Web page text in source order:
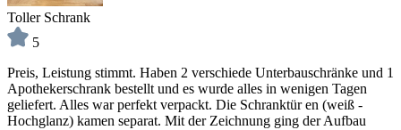
Toller Schrank
5
Preis, Leistung stimmt. Haben 2 verschiede Unterbauschränke und 1
Apothekerschrank bestellt und es wurde alles in wenigen Tagen
geliefert. Alles war perfekt verpackt. Die Schranktür en (weiß -
Hochglanz) kamen separat. Mit der Zeichnung ging der Aufbau